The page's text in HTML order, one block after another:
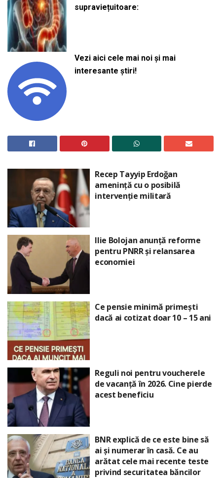
supraviețuitoare:
Vezi aici cele mai noi și mai
interesante știri!
Recep Tayyip Erdoğan
amenință cu o posibilă
intervenție militară
Ilie Bolojan anunță reforme
pentru PNRR și relansarea
economiei
Ce pensie minimă primești
dacă ai cotizat doar 10 – 15 ani
Reguli noi pentru voucherele
de vacanță în 2026. Cine pierde
acest beneficiu
BNR explică de ce este bine să
ai și numerar în casă. Ce au
arătat cele mai recente teste
privind securitatea băncilor